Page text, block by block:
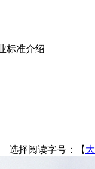
标准介绍
选择阅读字号：【 大